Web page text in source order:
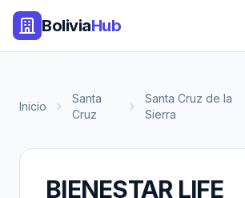
BoliviaHub
Inicio
Santa
Cruz
Santa Cruz de la
Sierra
BIENESTAR LIFE